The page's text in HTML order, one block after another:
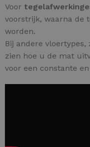
Voor
voorstrijk, waarna de
worden.
Bij andere
zien hoe u de mat
voor een constante